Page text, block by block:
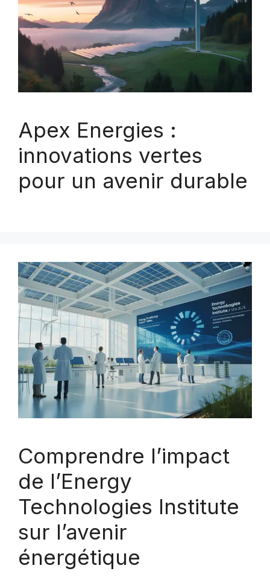
Apex Energies :
innovations vertes
pour un avenir durable
Comprendre l’impact
de l’Energy
Technologies Institute
sur l’avenir
énergétique